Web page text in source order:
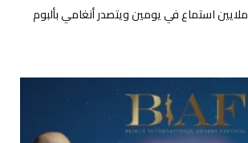
تامر حسني يحقق 5 ملايين استماع في يومين ويتصدر أنغامي بألبوم